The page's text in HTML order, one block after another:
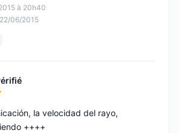
à 20h40
06/2015
la velocidad del rayo,
++++